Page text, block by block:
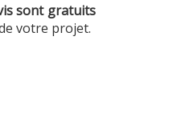
sont gratuits
votre projet.